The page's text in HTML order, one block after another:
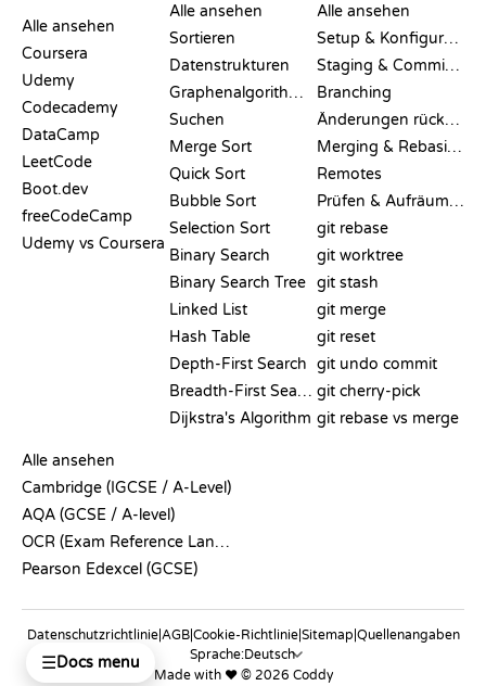
☰Docs menu
Alle ansehen
Coursera
Udemy
Codecademy
DataCamp
LeetCode
Boot.dev
freeCodeCamp
Udemy vs Coursera
Alle ansehen
Sortieren
Datenstrukturen
Graphenalgorithmen
Suchen
Merge Sort
Quick Sort
Bubble Sort
Selection Sort
Binary Search
Binary Search Tree
Linked List
Hash Table
Depth-First Search
Breadth-First Search
Dijkstra's Algorithm
Alle ansehen
Setup & Konfiguration
Staging & Committing
Branching
Änderungen rückgängig machen
Merging & Rebasing
Remotes
Prüfen & Aufräumen
git rebase
git worktree
git stash
git merge
git reset
git undo commit
git cherry-pick
git rebase vs merge
Alle ansehen
Cambridge (IGCSE / A-Level)
AQA (GCSE / A-level)
OCR (Exam Reference Language)
Pearson Edexcel (GCSE)
Datenschutzrichtlinie|AGB|Cookie-Richtlinie|Sitemap|Quellenangaben
Sprache:
Made with ❤️ © 2026 Coddy